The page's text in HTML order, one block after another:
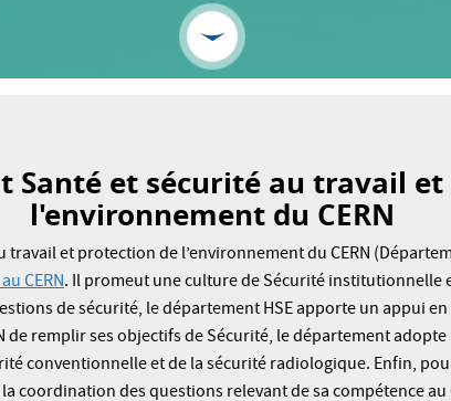
Santé et sécurité au travail
l'environnement du CERN
et protection de l’environnement du CERN
CERN. Il promeut une culture de Sécurité institutionnelle
de sécurité, le département HSE apporte un appui
de remplir ses objectifs de Sécurité, le département
conventionnelle et de la sécurité radiologique. Enfin,
coordination des questions relevant de sa compétence au